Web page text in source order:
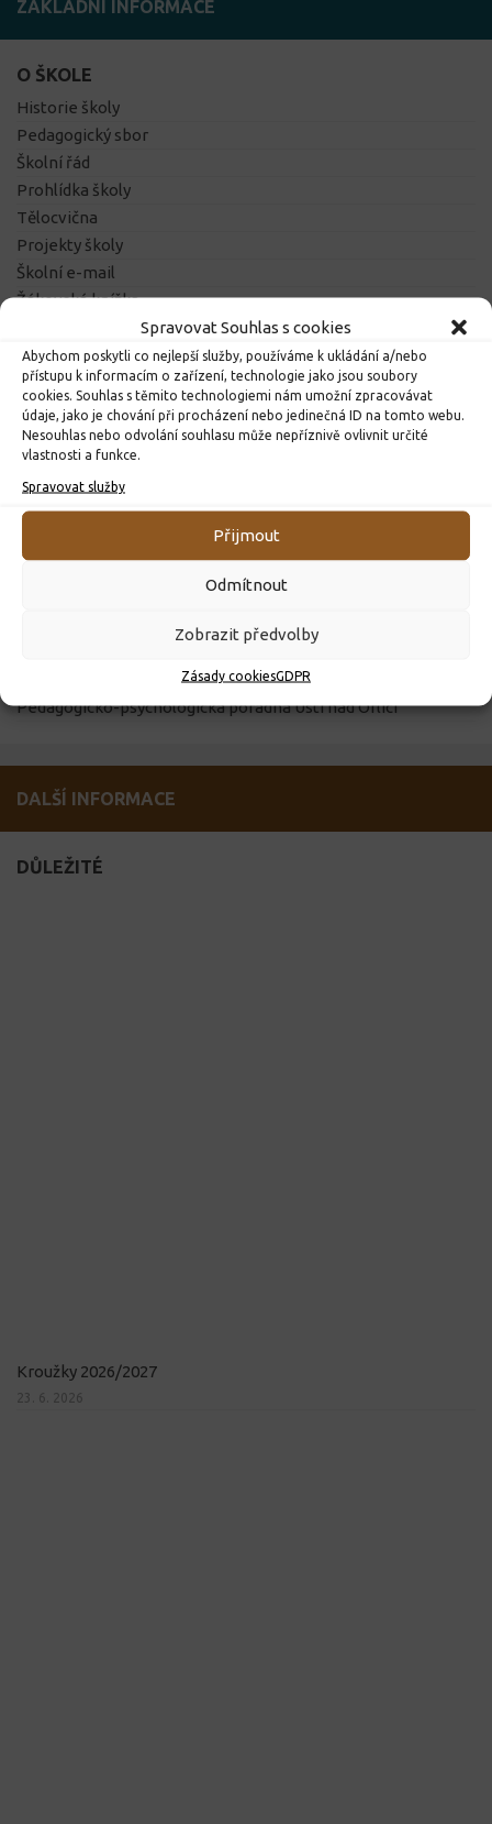
Spravovat Souhlas s cookies
Abychom poskytli co nejlepší služby, používáme k ukládání a/nebo
přístupu k informacím o zařízení, technologie jako jsou soubory
cookies. Souhlas s těmito technologiemi nám umožní zpracovávat
údaje, jako je chování při procházení nebo jedinečná ID na tomto webu.
Nesouhlas nebo odvolání souhlasu může nepříznivě ovlivnit určité
vlastnosti a funkce.
Spravovat služby
Přijmout
Odmítnout
Zobrazit předvolby
Zásady cookiesGDPR
ZÁKLADNÍ INFORMACE
O ŠKOLE
Historie školy
Pedagogický sbor
Školní řád
Prohlídka školy
Tělocvična
Projekty školy
Školní e-mail
Žákovská knížka
DŮLEŽITÉ ODKAZY
Školní jídelna
Vzdělávací portál
Výukový web
Obec Dolní Čermná
Pedagogicko-psychologická poradna Ústí nad Orlicí
DALŠÍ INFORMACE
DŮLEŽITÉ
Kroužky 2026/2027
23. 6. 2026